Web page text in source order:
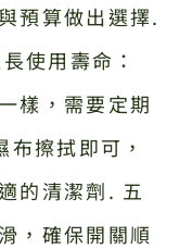
預算做出選擇.
使用壽命：
樣，需要定期
擦拭即可，
的清潔劑. 五
，確保開關順